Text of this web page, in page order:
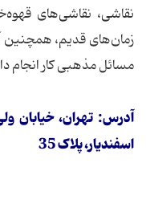
نقاشی‌، نقاشی‌های
زمان‌های قدیم، همچنین
مسائل مذهبی كار انجام
آدرس: تهران، خیابان
اسفندیار، پلاک 35